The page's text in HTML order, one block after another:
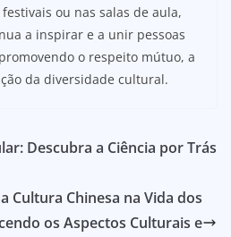
ou nas salas de aula,
a inspirar e a unir pessoas
o respeito mútuo, a
da diversidade cultural.
Descubra a Ciência por Trás
Cultura Chinesa na Vida dos
os Aspectos Culturais e